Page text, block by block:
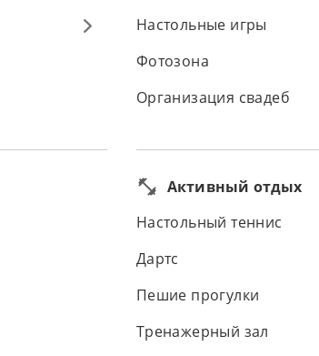
Настольные игры
Фотозона
Организация свадеб
Активный отдых
Настольный теннис
Дартс
Пешие прогулки
Тренажерный зал